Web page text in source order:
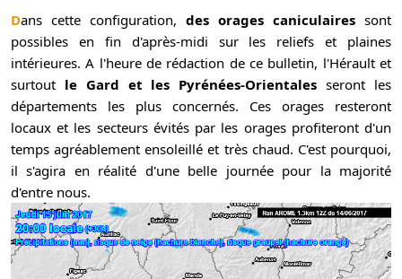
Dans cette configuration, des orages caniculaires sont
possibles en fin d'après-midi sur les reliefs et plaines
intérieures. A l'heure de rédaction de ce bulletin, l'Hérault et
surtout le Gard et les Pyrénées-Orientales seront les
départements les plus concernés. Ces orages resteront
locaux et les secteurs évités par les orages profiteront d'un
temps agréablement ensoleillé et très chaud. C'est pourquoi,
il s'agira en réalité d'une belle journée pour la majorité
d'entre nous.